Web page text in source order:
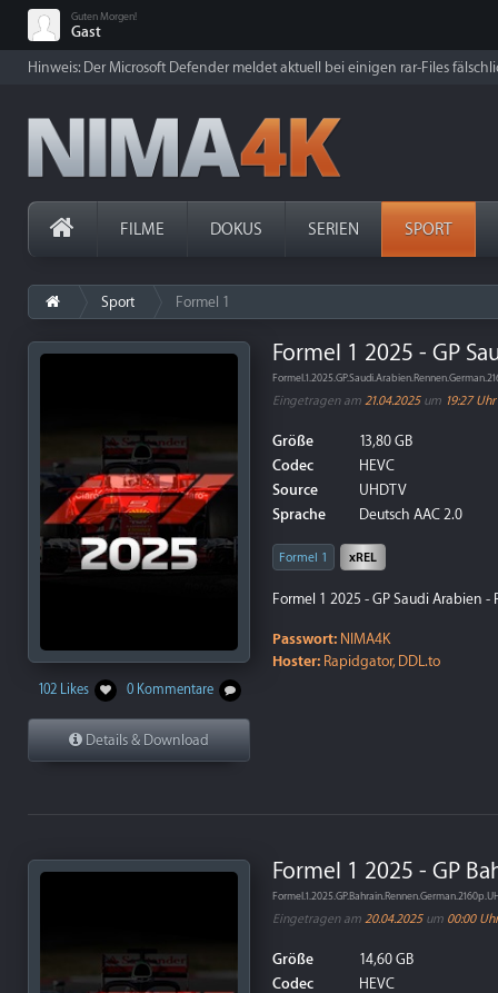
Guten Morgen!
Gast
Hinweis: Der Microsoft Defender meldet aktuell bei einigen rar-Files
FILME DOKUS SERIEN SPORT
Sport Formel 1
102 Likes 0 Kommentare
Details & Download
Formel 1 2025 - GP
Eingetragen am 21.04.2025um 19:27 Uhr
Größe
13,80 GB
Codec
HEVC
Source
UHDTV
Sprache
Deutsch AAC 2.0
Formel 1 xREL
Formel 1 2025 - GP Saudi Arabien
Passwort: NIMA4K
Hoster: Rapidgator, DDL.to
Formel 1 2025 - GP
Eingetragen am 20.04.2025um 00:00 Uhr
Größe
14,60 GB
Codec
HEVC